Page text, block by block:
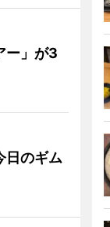
ー」が3
日のギム